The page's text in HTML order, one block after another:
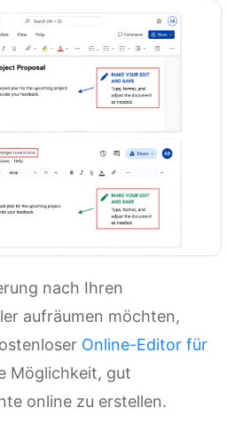
nach Ihren
aufräumen möchten,
Online-Editor für
Möglichkeit, gut
online zu erstellen.